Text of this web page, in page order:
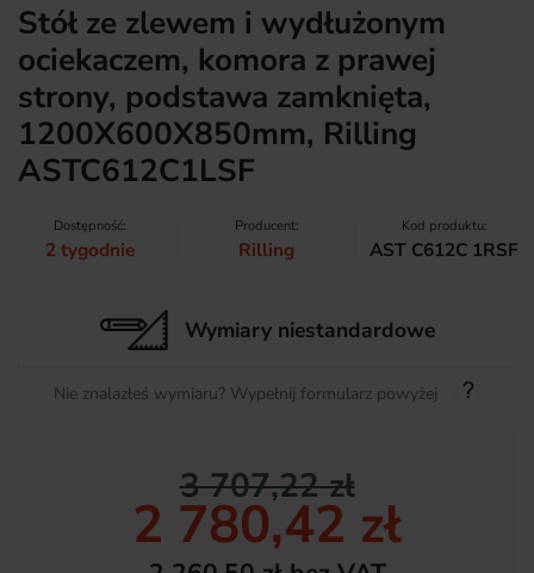
Stół ze zlewem i wydłużonym
ociekaczem, komora z prawej
strony, podstawa zamknięta,
1200X600X850mm, Rilling
ASTC612C1LSF
Dostępność:
2 tygodnie
Producent:
Rilling
Kod produktu:
AST C612C 1RSF
Wymiary niestandardowe
Nie znalazłeś wymiaru? Wypełnij formularz powyżej
3 707,22 zł
2 780,42 zł